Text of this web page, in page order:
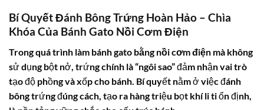
Bí Quyết Đánh Bông Trứng Hoàn Hảo – Chìa
Khóa Của Bánh Gato Nồi Cơm Điện
Trong quá trình làm bánh gato bằng nồi cơm điện mà không
sử dụng bột nở, trứng chính là “ngôi sao” đảm nhận vai trò
tạo độ phồng và xốp cho bánh. Bí quyết nằm ở việc đánh
bông trứng đúng cách, tạo ra hàng triệu bọt khí li ti ổn định,